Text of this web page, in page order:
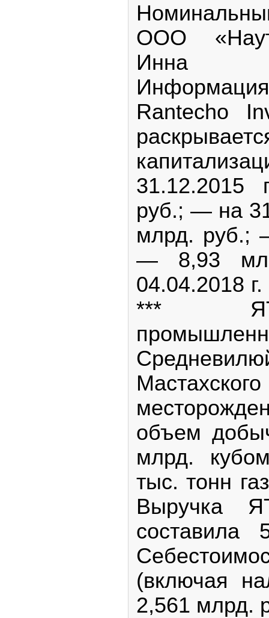
ООО
Инна
Rantecho
руб.; — на
млрд. руб.;
— 8,93
04.04.2018
***
объем
млрд.
тыс. тонн
Выручка
составила
(включая
2,561 млрд.